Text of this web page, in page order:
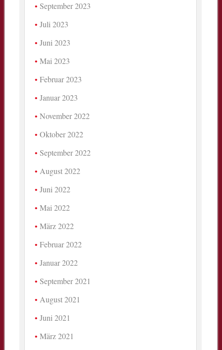
September 2023
Juli 2023
Juni 2023
Mai 2023
Februar 2023
Januar 2023
November 2022
Oktober 2022
September 2022
August 2022
Juni 2022
Mai 2022
März 2022
Februar 2022
Januar 2022
September 2021
August 2021
Juni 2021
März 2021